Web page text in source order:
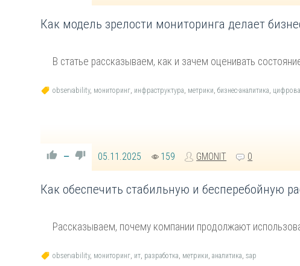
Как модель зрелости мониторинга делает
В статье рассказываем, как и зачем оценивать
observability, мониторинг, инфраструктура, метрики,бизнес-аналитика,
— 05.11.2025 159 GMONIT 0
Как обеспечить стабильную и бесперебойную
Рассказываем, почему компании продолжают
observability, мониторинг, ит, разработка, метрики,аналитика,sap